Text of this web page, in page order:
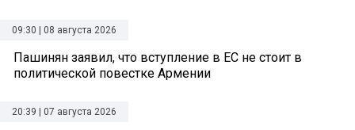
09:30 | 08 августа 2026
Пашинян заявил, что вступление в ЕС не стоит в
политической повестке Армении
20:39 | 07 августа 2026